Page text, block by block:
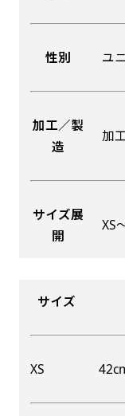
性別 ユ
加工／製
造
加
サイズ展
開
XS
サイズ
XS
のぼりだけで
のぼり旗と同
種のデザイン
A面B面のデザ
のぼりだけで
のぼり旗と同
長辺が180cm
幕の製作をお